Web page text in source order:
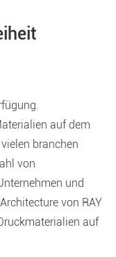
auf dem
branchen
von
und
von RAY
auf